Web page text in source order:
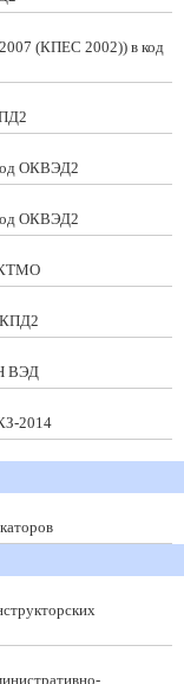
(КПЕС 2002)) в код
ОКВЭД2
ОКВЭД2
ВЭД
2014